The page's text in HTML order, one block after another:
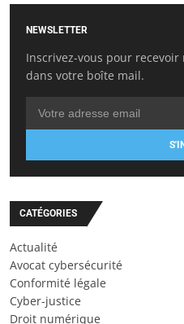
NEWSLETTER
Inscrivez-vous pour
dans votre boîte mail.
CATÉGORIES
Actualité
Avocat cybersécurité
Conformité légale
Cyber-justice
Droit numérique